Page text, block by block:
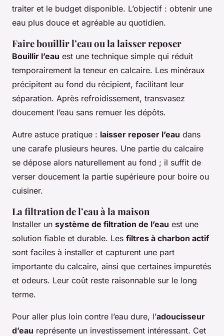
traiter et le budget disponible. L’objectif : obtenir une
eau plus douce et agréable au quotidien.
Faire bouillir l’eau ou la laisser reposer
Bouillir l’eau est une technique simple qui réduit
temporairement la teneur en calcaire. Les minéraux
précipitent au fond du récipient, facilitant leur
séparation. Après refroidissement, transvasez
doucement l’eau sans remuer les dépôts.
Autre astuce pratique : laisser reposer l’eau dans
une carafe plusieurs heures. Une partie du calcaire
se dépose alors naturellement au fond ; il suffit de
verser doucement la partie supérieure pour boire ou
cuisiner.
La filtration de l’eau à la maison
Installer un système de filtration de l’eau est une
solution fiable et durable. Les filtres à charbon actif
sont faciles à installer et capturent une part
importante du calcaire, ainsi que certaines impuretés
et odeurs. Leur coût reste raisonnable sur le long
terme.
Pour aller plus loin contre l’eau dure, l’adoucisseur
d’eau représente un investissement intéressant. Cet